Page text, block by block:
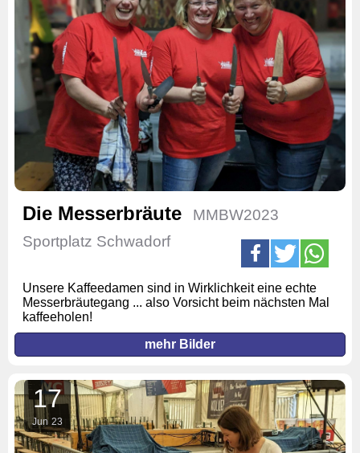
Die Messerbräute
MMBW2023
Sportplatz Schwadorf
Unsere Kaffeedamen sind in Wirklichkeit eine echte
Messerbräutegang ... also Vorsicht beim nächsten Mal
kaffeeholen!
mehr Bilder
17
Jun 23